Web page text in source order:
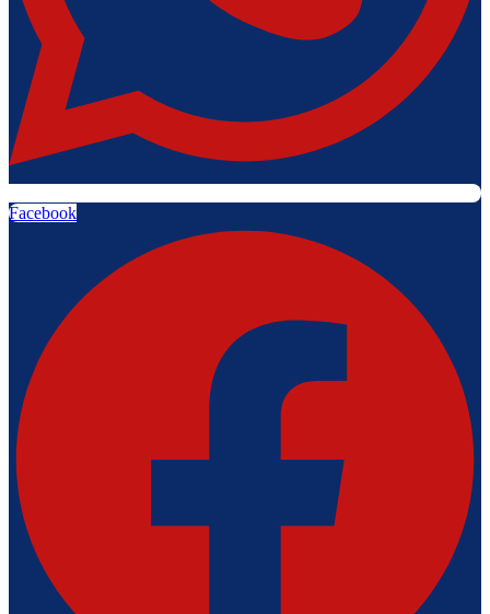
Facebook